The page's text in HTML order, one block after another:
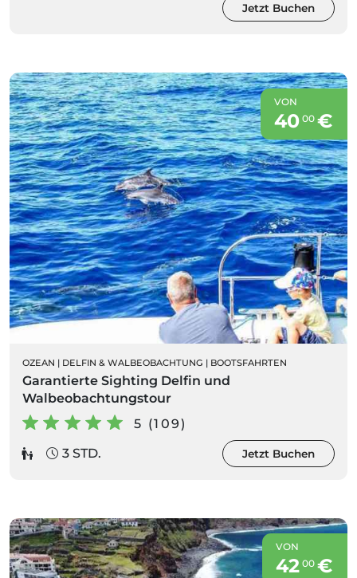
Jetzt Buchen
VON
40 00€
OZEAN | DELFIN & WALBEOBACHTUNG | BOOTSFAHRTEN
Garantierte Sighting Delfin und
Walbeobachtungstour
5 (109)
3 STD.
Jetzt Buchen
VON
42 00€